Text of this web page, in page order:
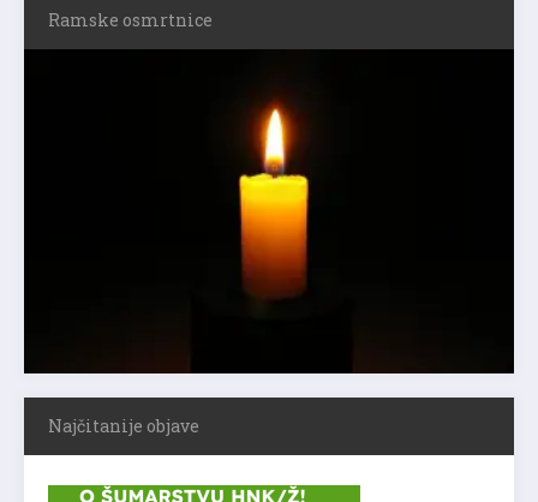
Ramske osmrtnice
Najčitanije objave